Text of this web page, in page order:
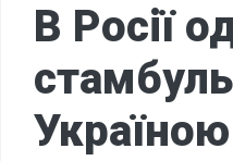
В Росії